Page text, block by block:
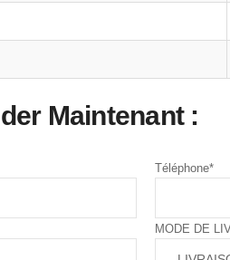
Maintenant :
Téléphone*
MODE DE